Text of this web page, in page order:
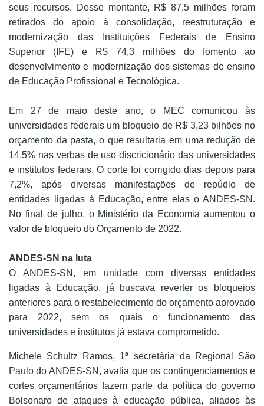
seus recursos. Desse montante, R$ 87,5 milhões foram
retirados do apoio à consolidação, reestruturação e
modernização das Instituições Federais de Ensino
Superior (IFE) e R$ 74,3 milhões do fomento ao
desenvolvimento e modernização dos sistemas de ensino
de Educação Profissional e Tecnológica.
Em 27 de maio deste ano, o MEC comunicou às
universidades federais um bloqueio de R$ 3,23 bilhões no
orçamento da pasta, o que resultaria em uma redução de
14,5% nas verbas de uso discricionário das universidades
e institutos federais. O corte foi corrigido dias depois para
7,2%, após diversas manifestações de repúdio de
entidades ligadas à Educação, entre elas o ANDES-SN.
No final de julho, o Ministério da Economia aumentou o
valor de bloqueio do Orçamento de 2022.
ANDES-SN na luta
O ANDES-SN, em unidade com diversas entidades
ligadas à Educação, já buscava reverter os bloqueios
anteriores para o restabelecimento do orçamento aprovado
para 2022, sem os quais o funcionamento das
universidades e institutos já estava comprometido.
Michele Schultz Ramos, 1ª secretária da Regional São
Paulo do ANDES-SN, avalia que os contingenciamentos e
cortes orçamentários fazem parte da política do governo
Bolsonaro de ataques à educação pública, aliados às